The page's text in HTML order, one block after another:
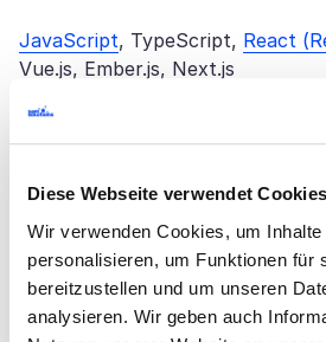
Diese Webseite verwendet Cookies
Wir verwenden Cookies, um
personalisieren, um Funktionen für
bereitzustellen und um unseren
analysieren. Wir geben auch
JavaScript, TypeScript, React
Vue.js, Ember.js, Next.js
Mobile und Cross-Platform
Databases